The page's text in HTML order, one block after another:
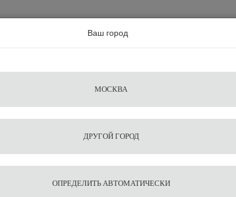
средства
Ваш город
МОСКВА
ДРУГОЙ ГОРОД
ОПРЕДЕЛИТЬ АВТОМАТИЧЕСКИ